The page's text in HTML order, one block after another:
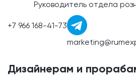
Руководитель отдела
+7 966 168-41-73
Дизайнерам и